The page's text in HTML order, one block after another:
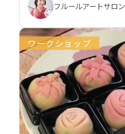
フルールアートサロン
ワークショップ